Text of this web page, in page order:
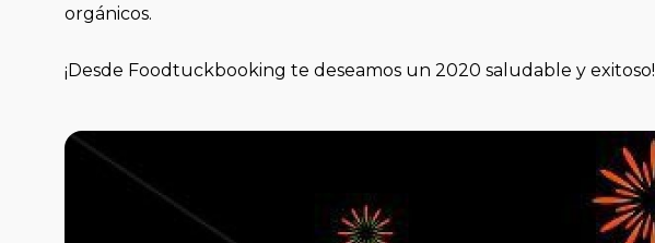
orgánicos.
¡Desde Foodtuckbooking te deseamos un 2020 saludable y exitoso!